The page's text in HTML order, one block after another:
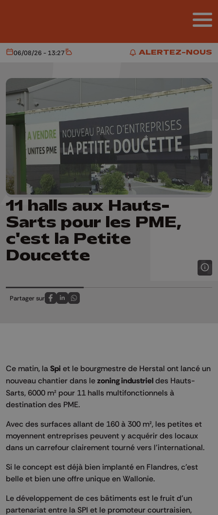
ALERTEZ-NOUS
ALERTEZ-NOUS
Aujourd'hui
06/08/26 - 13:27 Météo
11 halls aux Hauts-
Sarts pour les PME,
c'est la Petite
Doucette
Partager sur
Partagez sur FaceBook
Partagez sur LinkedIn
Partagez sur Whatsapp
Ce matin, la Spi et le bourgmestre de Herstal ont lancé un
nouveau chantier dans le zoning industriel des Hauts-
Sarts, 6000 m² pour 11 halls multifonctionnels à
destination des PME.
Avec des surfaces allant de 160 à 300 m², les petites et
moyennent entreprises peuvent y acquérir des locaux
dans un carrefour clairement tourné vers l'international.
Si le concept est déjà bien implanté en Flandres, c'est
belle et bien une offre unique en Wallonie.
Le développement de ces bâtiments est le fruit d'un
partenariat entre la SPI et le promoteur courtraisien,